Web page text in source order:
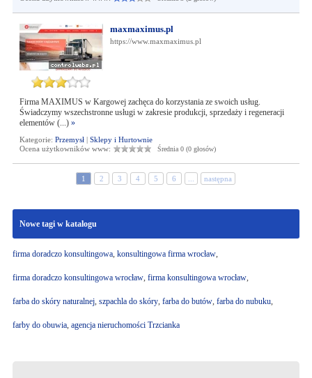
maxmaximus.pl
https://www.maxmaximus.pl
Firma MAXIMUS w Kargowej zachęca do korzystania ze swoich usług.
Świadczymy wszechstronne usługi w zakresie produkcji, sprzedaży i regeneracji
elementów (...) »
Kategorie: Przemysł| Sklepy i Hurtownie
Ocena użytkowników www:
Średnia 0 (0 głosów)
1 2 3 4 5 6 następna
Nowe tagi w katalogu
firma doradczo konsultingowa, konsultingowa firma wrocław,
firma doradczo konsultingowa wrocław, firma konsultingowa wrocław,
farba do skóry naturalnej, szpachla do skóry, farba do butów, farba do nubuku,
farby do obuwia, agencja nieruchomości Trzcianka